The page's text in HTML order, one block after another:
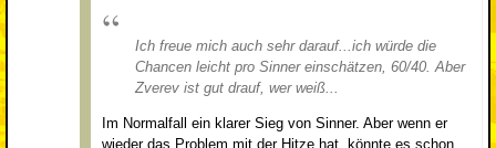
Ich freue mich auch sehr darauf...ich würde die
Chancen leicht pro Sinner einschätzen, 60/40. Aber
Zverev ist gut drauf, wer weiß...
Im Normalfall ein klarer Sieg von Sinner. Aber wenn er
wieder das Problem mit der Hitze hat, könnte es schon